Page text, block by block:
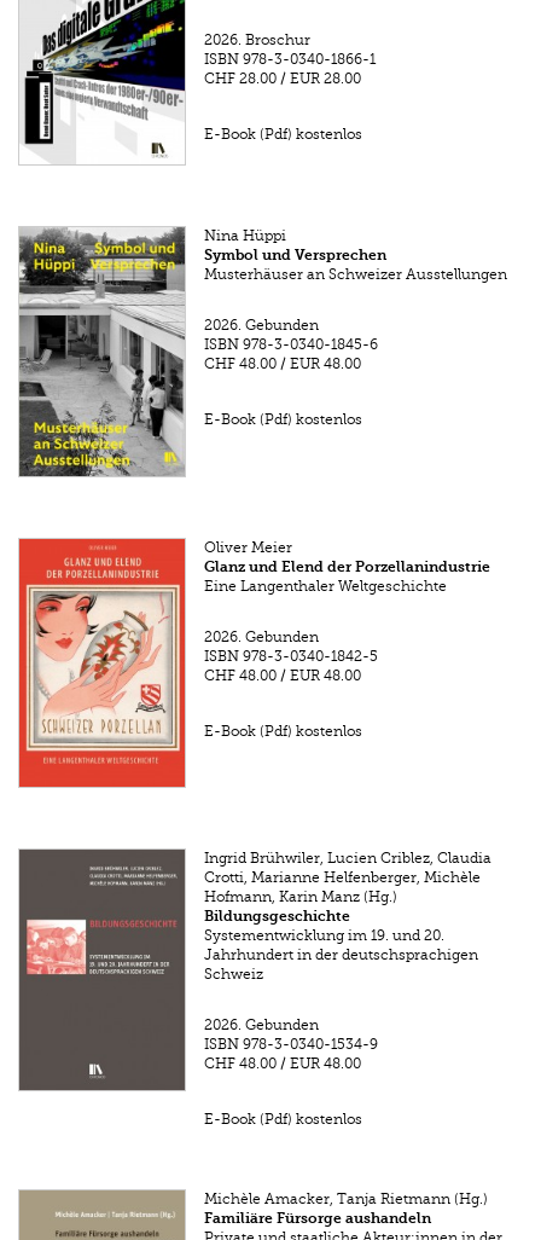
2026. Broschur
ISBN 978-3-0340-1866-1
CHF 28.00 /EUR 28.00
E-Book (Pdf) kostenlos
Nina Hüppi
Symbol und Versprechen
Musterhäuser an Schweizer Ausstellungen
2026. Gebunden
ISBN 978-3-0340-1845-6
CHF 48.00 /EUR 48.00
E-Book (Pdf) kostenlos
Oliver Meier
Glanz und Elend der Porzellanindustrie
Eine Langenthaler Weltgeschichte
2026. Gebunden
ISBN 978-3-0340-1842-5
CHF 48.00 /EUR 48.00
E-Book (Pdf) kostenlos
Ingrid Brühwiler, Lucien Criblez, Claudia
Crotti, Marianne Helfenberger, Michèle
Hofmann, Karin Manz (Hg.)
Bildungsgeschichte
Systementwicklung im 19. und 20.
Jahrhundert in der deutschsprachigen
Schweiz
2026. Gebunden
ISBN 978-3-0340-1534-9
CHF 48.00 /EUR 48.00
E-Book (Pdf) kostenlos
Michèle Amacker, Tanja Rietmann (Hg.)
Familiäre Fürsorge aushandeln